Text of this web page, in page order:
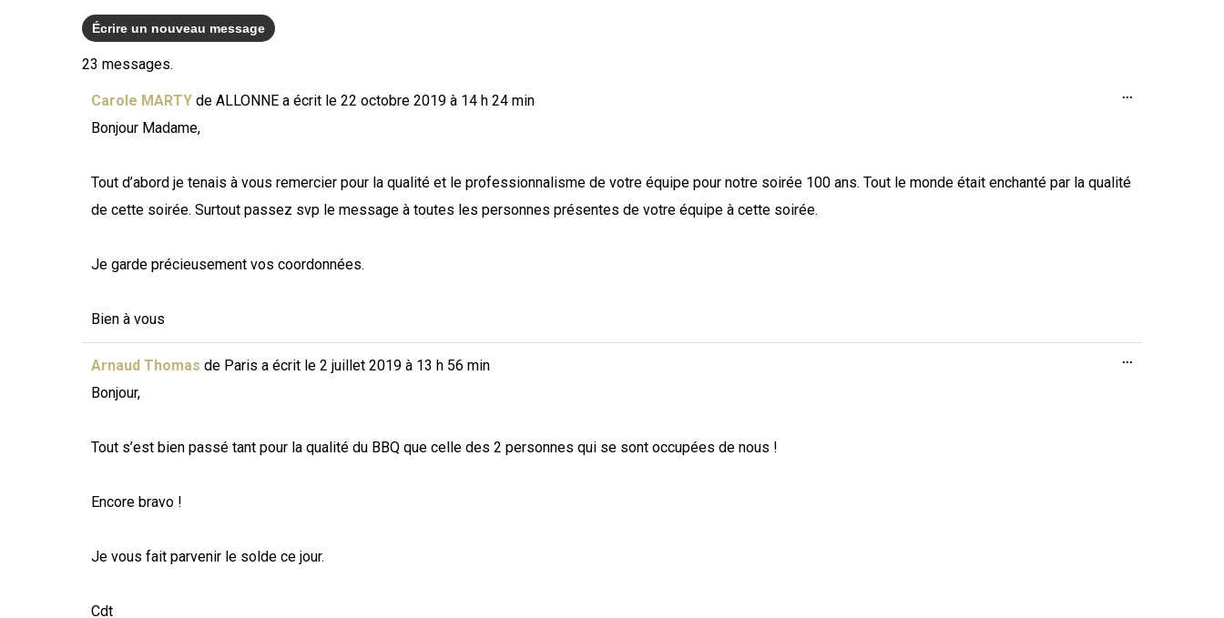
23 messages.
Carole MARTY de ALLONNE a écrit le 22 octobre 2019 à 14 h 24 min
Bonjour Madame,
Tout d’abord je tenais à vous remercier pour la qualité et le professionnalisme de votre équipe pour notre soirée 100 ans. Tout le monde était enchanté par la qualité
de cette soirée. Surtout passez svp le message à toutes les personnes présentes de votre équipe à cette soirée.
Je garde précieusement vos coordonnées.
Bien à vous
...Ouvrir/Fermer
Arnaud Thomas de Paris a écrit le 2 juillet 2019 à 13 h 56 min
Bonjour,
Tout s’est bien passé tant pour la qualité du BBQ que celle des 2 personnes qui se sont occupées de nous !
Encore bravo !
Je vous fait parvenir le solde ce jour.
Cdt
...Ouvrir/Fermer